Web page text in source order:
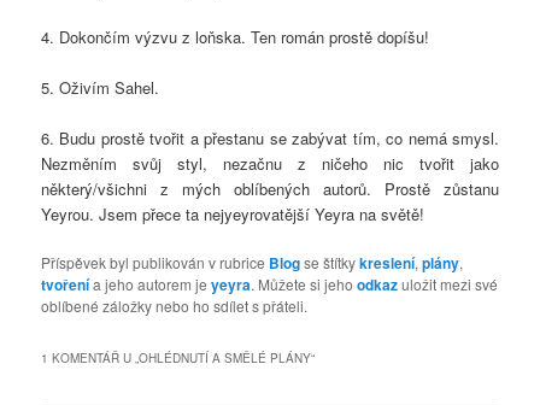
4. Dokončím výzvu z loňska. Ten román prostě dopíšu!
5. Oživím Sahel.
6. Budu prostě tvořit a přestanu se zabývat tím, co nemá smysl.
Nezměním svůj styl, nezačnu z ničeho nic tvořit jako
některý/všichni z mých oblíbených autorů. Prostě zůstanu
Yeyrou. Jsem přece ta nejyeyrovatější Yeyra na světě!
Příspěvek byl publikován v rubrice Blogse štítkykreslení,plány,
tvořenía jeho autorem jeyeyra. Můžete si jehoodkazuložit mezi své
oblíbené záložky nebo ho sdílet s přáteli.
1 KOMENTÁŘ U „OHLÉDNUTÍ A SMĚLÉ PLÁNY“